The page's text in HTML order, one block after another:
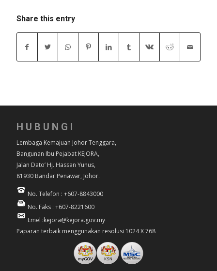
Share this entry
HUBUNGI
Lembaga Kemajuan Johor Tenggara,
Bangunan Ibu Pejabat KEJORA,
Jalan Dato’ Hj. Hassan Yunus,
81930 Bandar Penawar, Johor.
No. Telefon : +607-8843000
No. Faks : +607-8221600
Emel :kejora@kejora.gov.my
Paparan terbaik menggunakan resolusi 1024 X 768